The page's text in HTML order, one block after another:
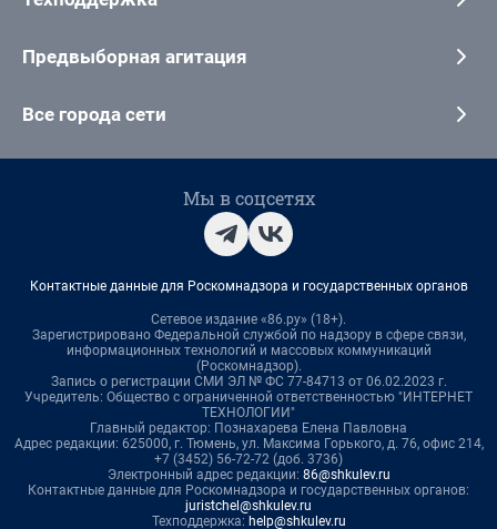
Предвыборная агитация
Все города сети
Мы в соцсетях
Контактные данные для Роскомнадзора и государственных органов
Сетевое издание «86.ру» (18+).
Зарегистрировано Федеральной службой по надзору в сфере связи,
информационных технологий и массовых коммуникаций
(Роскомнадзор).
Запись о регистрации СМИ ЭЛ № ФС 77-84713 от 06.02.2023 г.
Учредитель: Общество с ограниченной ответственностью "ИНТЕРНЕТ
ТЕХНОЛОГИИ"
Главный редактор: Познахарева Елена Павловна
Адрес редакции: 625000, г. Тюмень, ул. Максима Горького, д. 76, офис 214,
+7 (3452) 56-72-72 (доб. 3736)
Электронный адрес редакции: 86@shkulev.ru
Контактные данные для Роскомнадзора и государственных органов:
juristchel@shkulev.ru
Техподдержка: help@shkulev.ru